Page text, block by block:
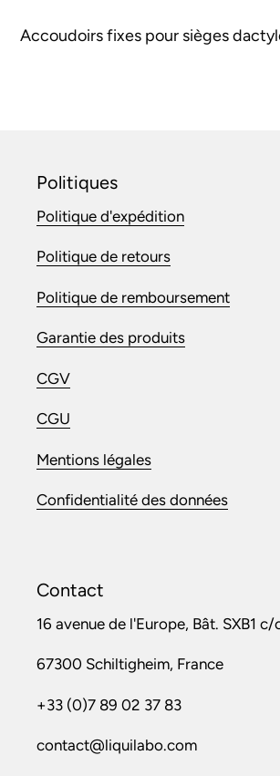
d'un
Accoudoirs fixes pour sièges
Politiques
Politique d'expédition
Politique de retours
Politique de remboursement
Garantie des produits
CGV
CGU
Mentions légales
Confidentialité des données
Contact
16 avenue de l'Europe, Bât. SXB1 c/
67300 Schiltigheim, France
+33 (0)7 89 02 37 83
contact@liquilabo.com